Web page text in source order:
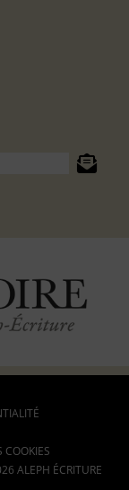
COOKIES
ALEPH ÉCRITURE